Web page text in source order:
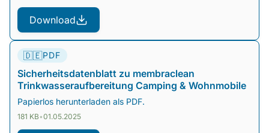
Download
🇩🇪PDF
Sicherheitsdatenblatt zu membraclean
Trinkwasseraufbereitung Camping & Wohnmobile
Papierlos herunterladen als PDF.
181 KB•01.05.2025